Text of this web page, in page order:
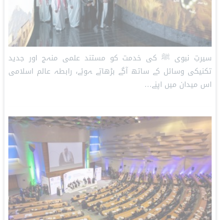
سیرتِ نبوی ﷺ کی خدمت کو مستند علمی منہج اور جدید
تکنیکی وسائل کے ساتھ آگے بڑھاتے ہوئے، رابطہ عالم اسلامی
اس میدان میں اپنے…